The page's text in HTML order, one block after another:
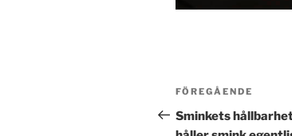
Föregående
inlägg
FÖREGÅENDE
Sminkets